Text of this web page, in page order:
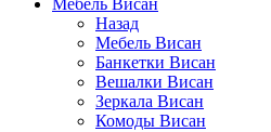
Мебель Висан
Назад
Мебель Висан
Банкетки Висан
Вешалки Висан
Зеркала Висан
Комоды Висан